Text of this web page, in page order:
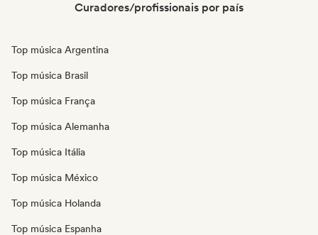
Curadores/profissionais por país
Top música Argentina
Top música Brasil
Top música França
Top música Alemanha
Top música Itália
Top música México
Top música Holanda
Top música Espanha